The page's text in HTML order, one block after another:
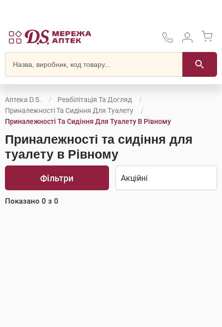
Аптека D.S.
Реабілітація Та Догляд
Приналежності Та Сидіння Для Туалету
Приналежності Та Сидіння Для Туалету В Рівному
Приналежності та сидіння для
туалету в Рівному
Фільтри
Показано 0 з 0